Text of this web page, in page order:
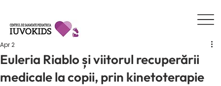
Euleria Riablo și viitorul recuperării
medicale la copii, prin kinetoterapie
Apr 2